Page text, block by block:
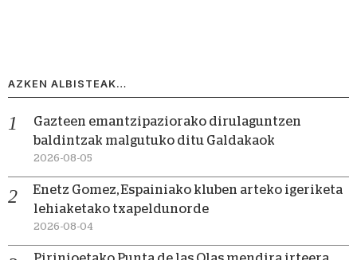
AZKEN ALBISTEAK…
Gazteen emantzipaziorako dirulaguntzen
baldintzak malgutuko ditu Galdakaok
2026-08-05
Enetz Gomez, Espainiako kluben arteko igeriketa
lehiaketako txapeldunorde
2026-08-04